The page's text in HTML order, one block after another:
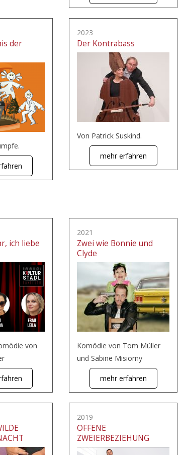
der
2023
Der Kontrabass
Von Patrick Suskind.
mehr erfahren
ich liebe
von
2021
Zwei wie Bonnie und
Clyde
Komödie von Tom Müller
und Sabine Misiorny
mehr erfahren
2019
OFFENE
ZWEIERBEZIEHUNG